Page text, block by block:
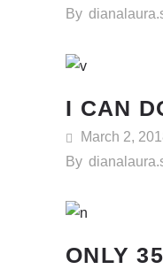
By
I CAN
March 2,
By
ONLY